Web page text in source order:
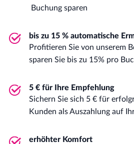
Buchung sparen
bis zu 15 % automatische
Profitieren Sie von unserem
sparen Sie bis zu 15% pro
5 € für Ihre Empfehlung
Sichern Sie sich 5 € für
Kunden als Auszahlung auf
erhöhter Komfort